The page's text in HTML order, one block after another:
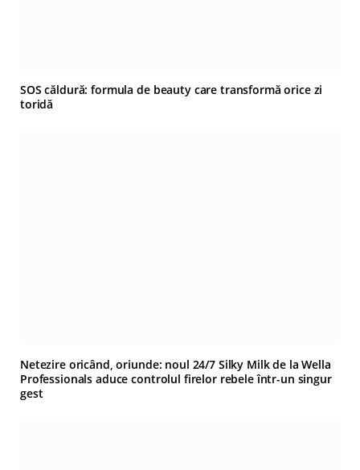
SOS căldură: formula de beauty care transformă orice zi
toridă
Netezire oricând, oriunde: noul 24/7 Silky Milk de la Wella
Professionals aduce controlul firelor rebele într-un singur
gest